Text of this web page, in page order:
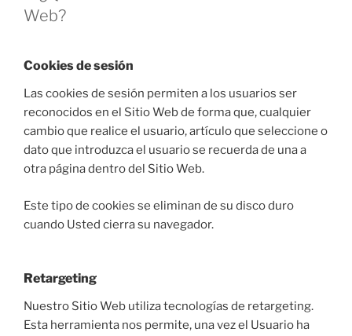
Web?
Cookies de sesión
Las cookies de sesión permiten a los usuarios ser
reconocidos en el Sitio Web de forma que, cualquier
cambio que realice el usuario, artículo que seleccione o
dato que introduzca el usuario se recuerda de una a
otra página dentro del Sitio Web.
Este tipo de cookies se eliminan de su disco duro
cuando Usted cierra su navegador.
Retargeting
Nuestro Sitio Web utiliza tecnologías de retargeting.
Esta herramienta nos permite, una vez el Usuario ha